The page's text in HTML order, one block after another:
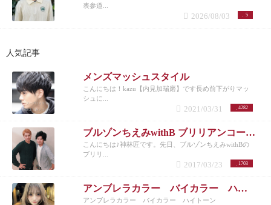
表参道...
5
2026/08/03
人気記事
メンズマッシュスタイル
こんにちは！kazu【内見加瑞磨】です長め前下がりマッ
シュに...
4282
2021/03/31
ブルゾンちえみwithB ブリリアンコージ君♪
こんにちは♪神林匠です。先日、ブルゾンちえみwithBの
ブリリ...
1703
2017/03/23
アンブレラカラー バイカラー ハイトーン
アンブレラカラー バイカラー ハイトーン